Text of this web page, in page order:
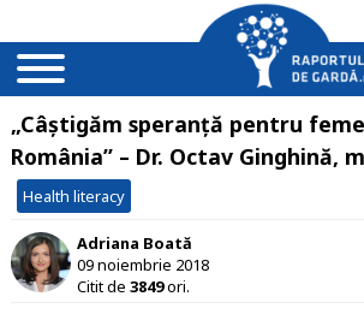
„Câștigăm speranță pentru
România” – Dr. Octav Ginghină,
Health literacy
Adriana Boată
09 noiembrie 2018
Citit de 3849ori.